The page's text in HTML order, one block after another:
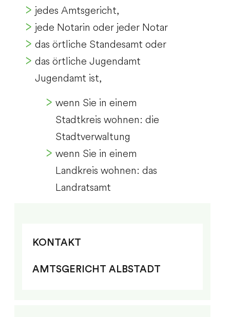
jedes Amtsgericht,
jede Notarin oder jeder Notar
das örtliche Standesamt oder
das örtliche Jugendamt
Jugendamt ist,
wenn Sie in einem
Stadtkreis wohnen: die
Stadtverwaltung
wenn Sie in einem
Landkreis wohnen: das
Landratsamt
KONTAKT
AMTSGERICHT ALBSTADT